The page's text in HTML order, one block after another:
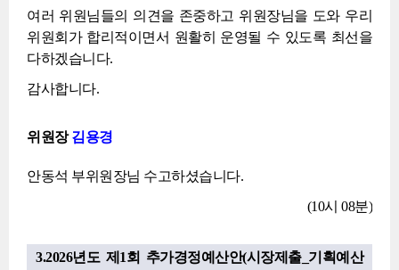
여러 위원님들의 의견을 존중하고 위원장님을 도와 우리
위원회가 합리적이면서 원활히 운영될 수 있도록 최선을
다하겠습니다.
감사합니다.
위원장김용경
안동석 부위원장님 수고하셨습니다.
(10시 08분)
3.2026년도 제1회 추가경정예산안(시장제출_기획예산